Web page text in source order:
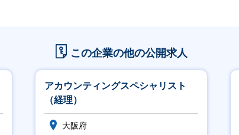
この企業の他の公開求人
アカウンティングスペシャリスト
（経理）
大阪府